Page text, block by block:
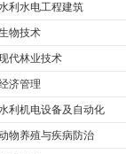
利水电工程建筑
物技术
代林业技术
济管理
利机电设备及自动化
物养殖与疾病防治